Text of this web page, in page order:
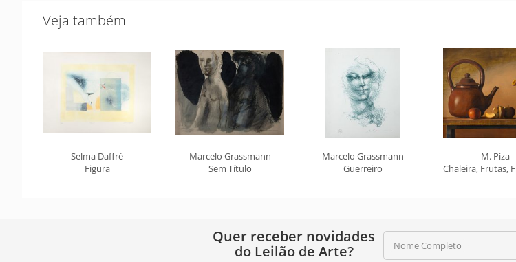
Veja também
Selma Daffré
Figura
Marcelo Grassmann
Sem Título
Marcelo Grassmann
Guerreiro
M. Piza
Chaleira, Frutas,
Quer receber novidades
do Leilão de Arte?
Nome Completo